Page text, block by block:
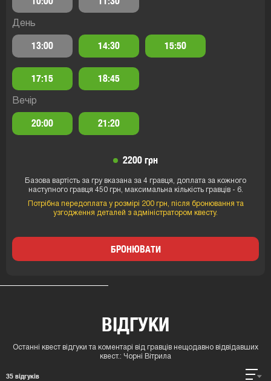
День
13:00 14:30 15:50
17:15 18:45
Вечір
20:00 21:20
2200 грн
Базова вартість за гру вказана за 4 гравця, доплата за кожного
наступного гравця 450 грн, максимальна кількість гравців - 6.
Потрібна передоплата у розмірі 200 грн, після бронювання та
узгодження деталей з адміністратором квесту.
БРОНЮВАТИ
ВІДГУКИ
Останні квест відгуки та коментарі від гравців нещодавно відвідавших
квест.: Чорні Вітрила
35 відгуків